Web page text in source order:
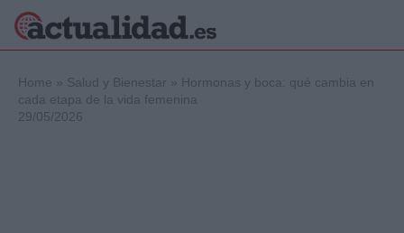
Home » Salud y Bienestar » Hormonas y boca: qué cambia en
cada etapa de la vida femenina
29/05/2026